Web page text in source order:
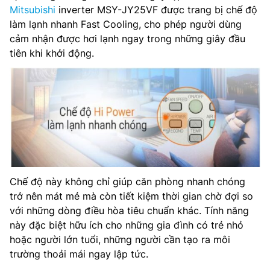
Mitsubishi inverter MSY-JY25VF được trang bị chế độ
làm lạnh nhanh Fast Cooling, cho phép người dùng
cảm nhận được hơi lạnh ngay trong những giây đầu
tiên khi khởi động.
Chế độ này không chỉ giúp căn phòng nhanh chóng
trở nên mát mẻ mà còn tiết kiệm thời gian chờ đợi so
với những dòng điều hòa tiêu chuẩn khác. Tính năng
này đặc biệt hữu ích cho những gia đình có trẻ nhỏ
hoặc người lớn tuổi, những người cần tạo ra môi
trường thoải mái ngay lập tức.